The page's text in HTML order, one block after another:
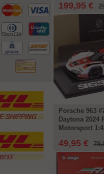
199,95 €
Porsche 963
Daytona 2024
Motorsport
49,95 €